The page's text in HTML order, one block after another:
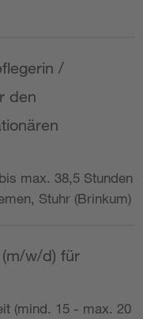
/
den
max. 38,5 Stunden
Stuhr (Brinkum)
w/d) für
(mind. 15 - max. 20